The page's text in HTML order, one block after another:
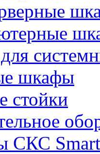
шкафы
стойки
СКС